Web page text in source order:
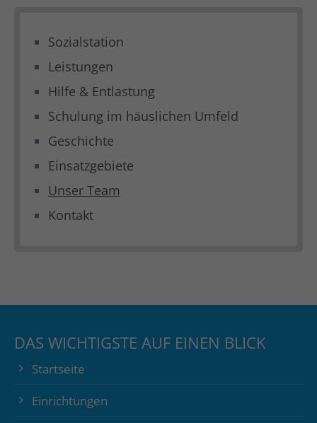
Sozialstation
Leistungen
Hilfe & Entlastung
Schulung im häuslichen Umfeld
Geschichte
Einsatzgebiete
Unser Team
Kontakt
DAS WICHTIGSTE AUF EINEN BLICK
Startseite
Einrichtungen